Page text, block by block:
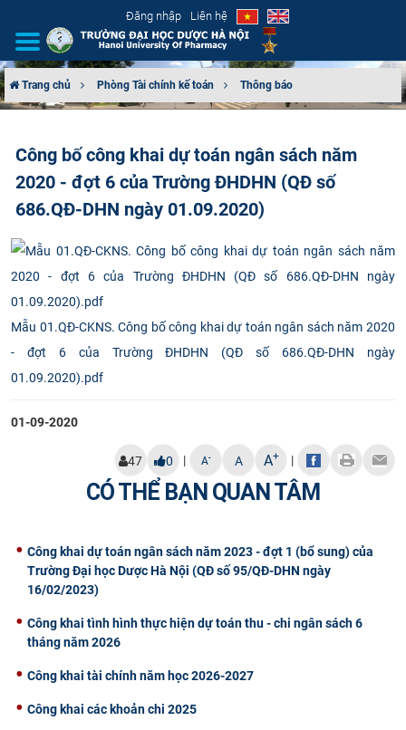
Đăng nhập Liên hệ
CƠ CẤU TỔ CHỨC
TUYỂN SINH
ĐÀO TẠO
ĐẢM BẢO CHẤT LƯỢNG
KHOA HỌC CÔNG NGHỆ
HTQT
CỰU NGƯỜI HỌC
Trang chủ Phòng Tài chính kế toán Thông báo
Công bố công khai dự toán ngân sách năm
2020 - đợt 6 của Trường ĐHDHN (QĐ số
686.QĐ-DHN ngày 01.09.2020)
Mẫu 01.QĐ-CKNS. Công bố công khai dự toán ngân sách năm 2020
- đợt 6 của Trường ĐHDHN (QĐ số 686.QĐ-DHN ngày
01.09.2020).pdf
01-09-2020
47 0 | A- A A+ |
CÓ THỂ BẠN QUAN TÂM
Công khai dự toán ngân sách năm 2023 - đợt 1 (bổ sung) của
Trường Đại học Dược Hà Nội (QĐ số 95/QĐ-DHN ngày
16/02/2023)
Công khai tình hình thực hiện dự toán thu - chi ngân sách 6
tháng năm 2026
Công khai tài chính năm học 2026-2027
Công khai các khoản chi 2025